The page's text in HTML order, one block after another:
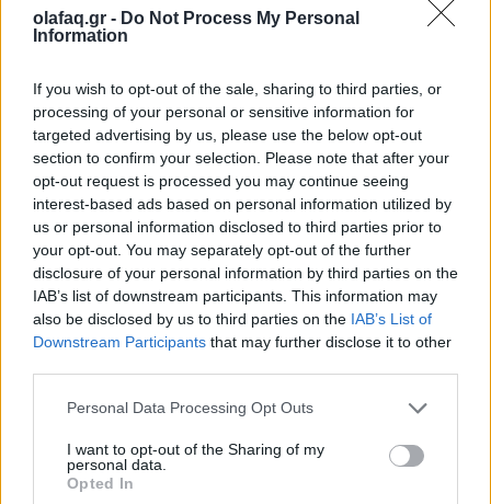
olafaq.gr - Do Not Process My Personal
Information
If you wish to opt-out of the sale, sharing to third parties, or
processing of your personal or sensitive information for
targeted advertising by us, please use the below opt-out
section to confirm your selection. Please note that after your
opt-out request is processed you may continue seeing
interest-based ads based on personal information utilized by
us or personal information disclosed to third parties prior to
your opt-out. You may separately opt-out of the further
disclosure of your personal information by third parties on the
IAB’s list of downstream participants. This information may
also be disclosed by us to third parties on the IAB’s List of
Downstream Participants that may further disclose it to other
Personal Data Processing Opt Outs
I want to opt-out of the Sharing of my
personal data.
Opted In
το μυαλό δεν έχει την ίδια άνεση να ξεχωρίσει την
καταλληλότερη επιλογή. Επιπλέον η
παίζει επίσης πολύ σημαντικό ρόλο.
Σε μία περίοδο με αλλαγές και γενικότερες
δυσκολίες, οποιαδήποτε δική μας απόφαση φαντάζει
ως τη σταγόνα που θα ξεχειλίσει το ποτήρι της
αποτυχίας. Πολλοί άνθρωποι αντιμετώπισαν
κόπωση κατά τις πρώτες μέρες της πανδημίας
COVID-19 επειδή δεν είχαμε πολλές πληροφορίες
για τον ιό και δεν μπορούσαμε να γνωρίζουμε με